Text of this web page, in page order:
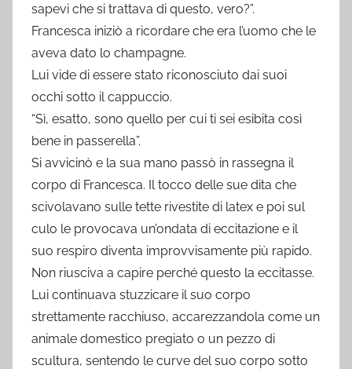
sapevi che si trattava di questo, vero?”.
Francesca iniziò a ricordare che era l’uomo che le
aveva dato lo champagne.
Lui vide di essere stato riconosciuto dai suoi
occhi sotto il cappuccio.
“Sì, esatto, sono quello per cui ti sei esibita così
bene in passerella”.
Si avvicinò e la sua mano passò in rassegna il
corpo di Francesca. Il tocco delle sue dita che
scivolavano sulle tette rivestite di latex e poi sul
culo le provocava un’ondata di eccitazione e il
suo respiro diventa improvvisamente più rapido.
Non riusciva a capire perché questo la eccitasse.
Lui continuava stuzzicare il suo corpo
strettamente racchiuso, accarezzandola come un
animale domestico pregiato o un pezzo di
scultura, sentendo le curve del suo corpo sotto